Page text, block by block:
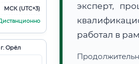
МСК (UTC+3)
Орёл
эксперт,
работал в